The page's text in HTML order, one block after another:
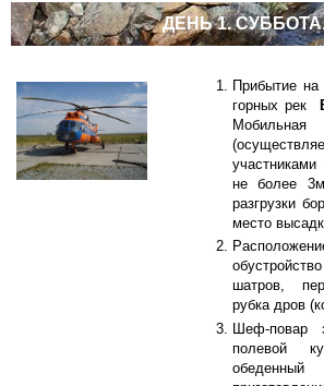
ДЕНЬ 1.
Прибытие
горных рек
не более
разгрузки
место
шатров,
рубка дров
Шеф-повар
полевой